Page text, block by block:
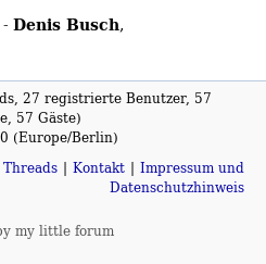
- Denis Busch,
27 registrierte Benutzer, 57
57 Gäste)
(Europe/Berlin)
Threads Kontakt
Impressum und
Datenschutzhinweis
my little forum